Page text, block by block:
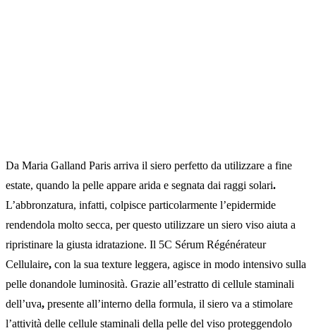
Da Maria Galland Paris arriva il siero perfetto da utilizzare a fine
estate, quando la pelle appare arida e segnata dai raggi solari.
L’abbronzatura, infatti, colpisce particolarmente l’epidermide
rendendola molto secca, per questo utilizzare un siero viso aiuta a
ripristinare la giusta idratazione. Il 5C Sérum Régénérateur
Cellulaire, con la sua texture leggera, agisce in modo intensivo sulla
pelle donandole luminosità. Grazie all’estratto di cellule staminali
dell’uva, presente all’interno della formula, il siero va a stimolare
l’attività delle cellule staminali della pelle del viso proteggendolo